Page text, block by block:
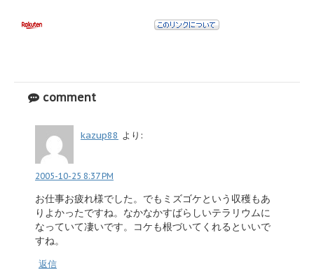
comment
kazup88 より:
2005-10-25 8:37 PM
お仕事お疲れ様でした。でもミズゴケという収穫もあ
りよかったですね。なかなかすばらしいテラリウムに
なっていて凄いです。コケも根づいてくれるといいで
すね。
返信